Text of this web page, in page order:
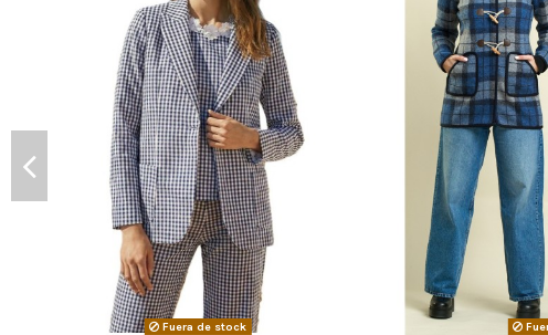
Fuera de stock